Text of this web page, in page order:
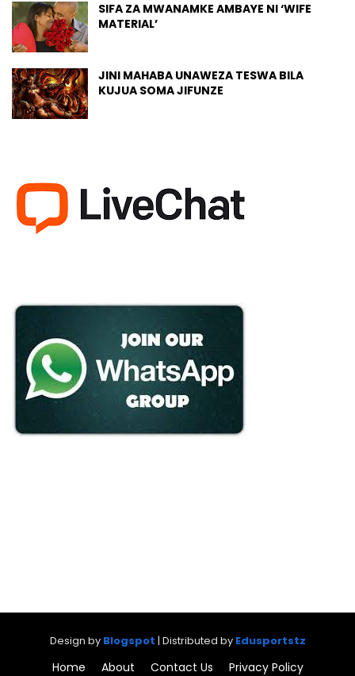
SIFA ZA MWANAMKE AMBAYE NI ‘WIFE
MATERIAL’
JINI MAHABA UNAWEZA TESWA BILA
KUJUA SOMA JIFUNZE
Design by Blogspot | Distributed by Edusportstz
Home About Contact Us Privacy Policy